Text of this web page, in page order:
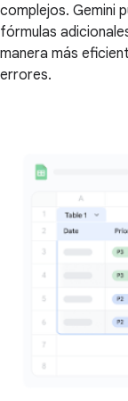
complejos. Gemini
fórmulas
manera más
errores.